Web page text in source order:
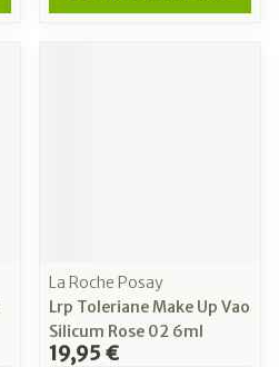
La Roche Posay
Lrp Toleriane Make Up Vao
Silicum Rose 02 6ml
19,95 €